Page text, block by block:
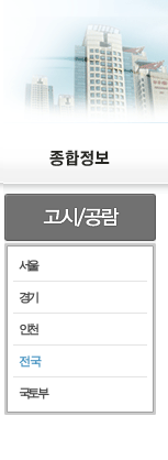
서울
경기
인천
전국
국토부